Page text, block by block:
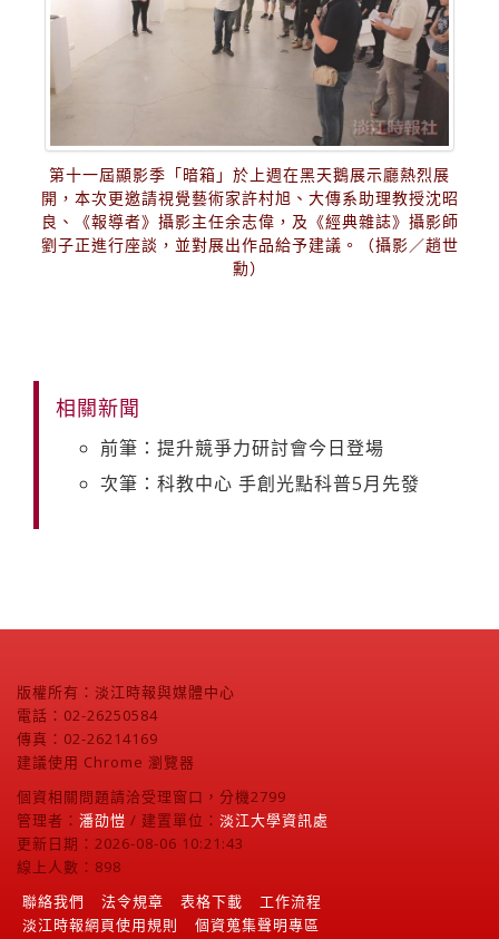
第十一屆顯影季「暗箱」於上週在黑天鵝展示廳熱烈展
開，本次更邀請視覺藝術家許村旭、大傳系助理教授沈昭
良、《報導者》攝影主任余志偉，及《經典雜誌》攝影師
劉子正進行座談，並對展出作品給予建議。（攝影／趙世
勳）
相關新聞
前筆：提升競爭力研討會今日登場
次筆：科教中心 手創光點科普5月先發
版權所有：淡江時報與媒體中心
電話：02-26250584
傳真：02-26214169
建議使用 Chrome 瀏覽器
個資相關問題請洽受理窗口，分機2799
管理者： 潘劭愷 / 建置單位： 淡江大學資訊處
更新日期：2026-08-06 10:21:43
線上人數：898
聯絡我們
法令規章 表格下載
工作流程
淡江時報網頁使用規則
個資蒐集聲明專區